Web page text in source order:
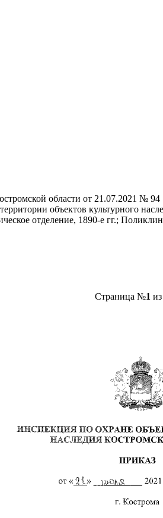
области от 21.07.2021 № 94
объектов культурного
отделение, 1890-е гг.;
Страница №1 из